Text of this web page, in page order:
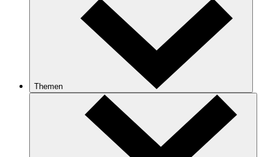
Themen